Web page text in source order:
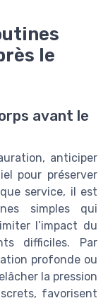
le
avant le
anticiper
pour préserver
service, il est
simples qui
l’impact du
difficiles. Par
profonde ou
la pression
favorisent